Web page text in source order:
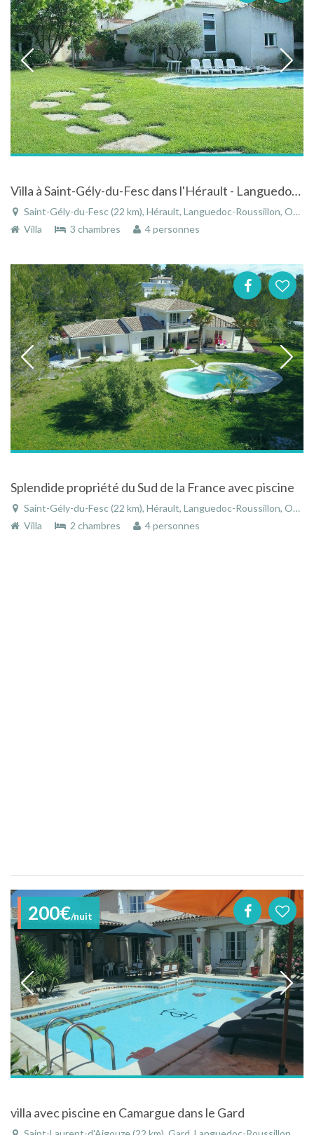
Villa à Saint-Gély-du-Fesc dans l'Hérault - Languedoc-Roussillon tout confort avec piscine
Saint-Gély-du-Fesc (22 km), Hérault, Languedoc-Roussillon, Occitanie, France
Villa
3 chambres 4 personnes
Splendide propriété du Sud de la France avec piscine
Saint-Gély-du-Fesc (22 km), Hérault, Languedoc-Roussillon, Occitanie, France
Villa
2 chambres 4 personnes
200€/nuit
villa avec piscine en Camargue dans le Gard